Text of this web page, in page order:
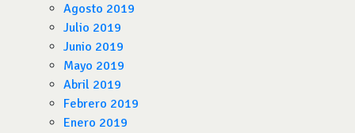
Agosto 2019
Julio 2019
Junio 2019
Mayo 2019
Abril 2019
Febrero 2019
Enero 2019